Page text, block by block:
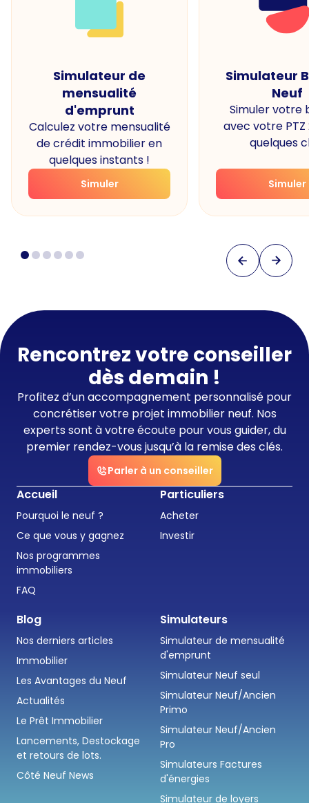
Simulateur de
mensualité
d'emprunt
Calculez votre mensualité
de crédit immobilier en
quelques instants !
Simuler
Simulateur
Neuf
Simuler votre
avec votre PTZ
quelques
Simuler
Rencontrez votre conseiller
dès demain !
Profitez d’un accompagnement personnalisé pour
concrétiser votre projet immobilier neuf. Nos
experts sont à votre écoute pour vous guider, du
premier rendez-vous jusqu’à la remise des clés.
Parler à un conseiller
Accueil
Pourquoi le neuf ?
Ce que vous y gagnez
Nos programmes
immobiliers
FAQ
Particuliers
Acheter
Investir
Blog
Nos derniers articles
Immobilier
Les Avantages du Neuf
Actualités
Le Prêt Immobilier
Lancements, Destockage
et retours de lots.
Côté Neuf News
Simulateurs
Simulateur de mensualité
d'emprunt
Simulateur Neuf seul
Simulateur Neuf/Ancien
Primo
Simulateur Neuf/Ancien
Pro
Simulateurs Factures
d'énergies
Simulateur de loyers